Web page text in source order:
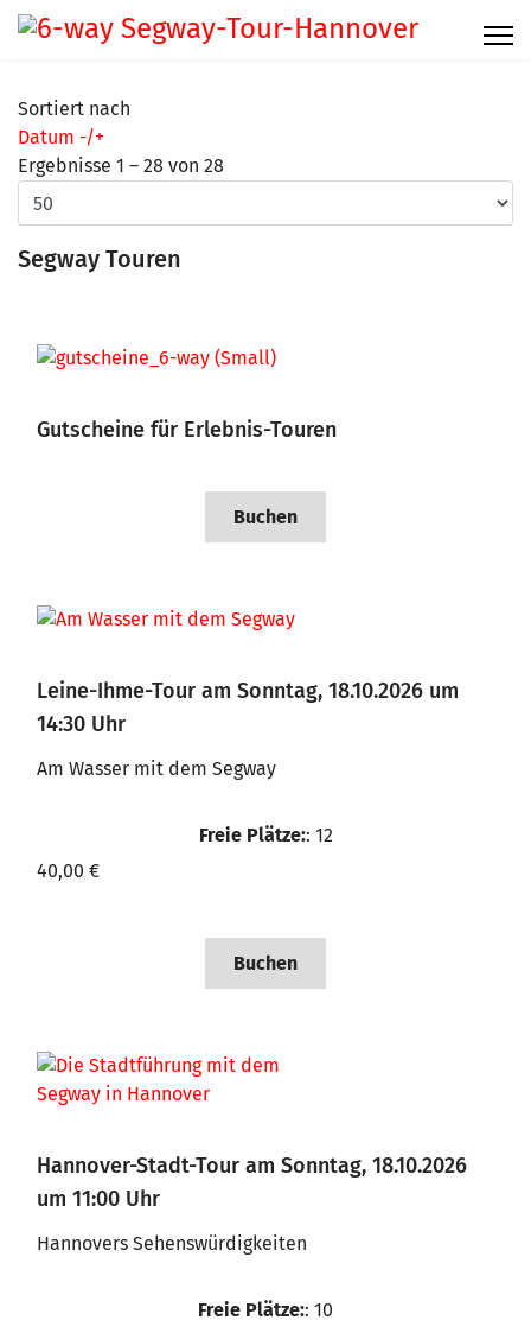
Sortiert nach
Datum -/+
Ergebnisse 1 – 28 von 28
Segway Touren
Gutscheine für Erlebnis-Touren
Buchen
Leine-Ihme-Tour am Sonntag, 18.10.2026 um
14:30 Uhr
Am Wasser mit dem Segway
Freie Plätze:: 12
40,00 €
Buchen
Hannover-Stadt-Tour am Sonntag, 18.10.2026
um 11:00 Uhr
Hannovers Sehenswürdigkeiten
Freie Plätze:: 10